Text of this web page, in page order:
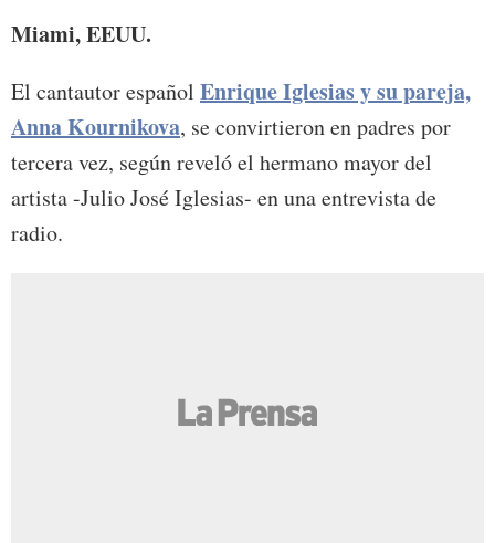
Miami, EEUU.
El cantautor español Enrique Iglesiasy su pareja,
Anna Kournikova, se convirtieron en padres por
tercera vez, según reveló el hermano mayor del
artista -Julio José Iglesias- en una entrevista de
radio.